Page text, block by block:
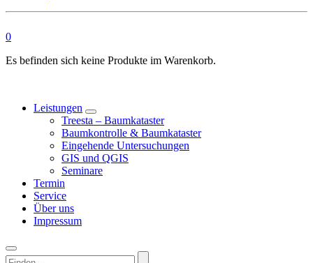
0
Es befinden sich keine Produkte im Warenkorb.
Leistungen
Treesta – Baumkataster
Baumkontrolle & Baumkataster
Eingehende Untersuchungen
GIS und QGIS
Seminare
Termin
Service
Über uns
Impressum
Finden...